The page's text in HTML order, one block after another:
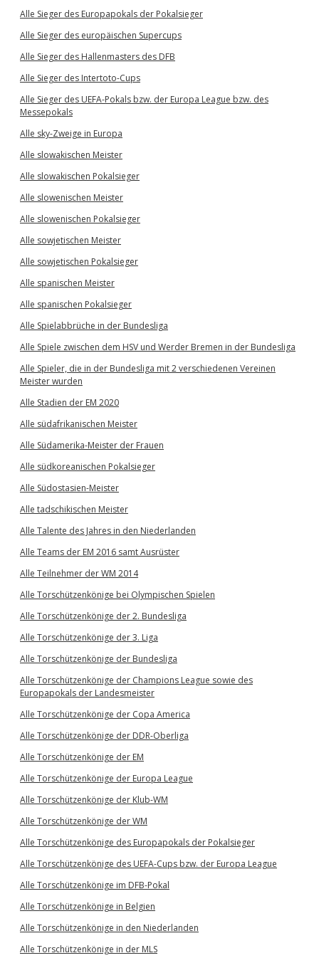
Alle Sieger des Europapokals der Pokalsieger
Alle Sieger des europäischen Supercups
Alle Sieger des Hallenmasters des DFB
Alle Sieger des Intertoto-Cups
Alle Sieger des UEFA-Pokals bzw. der Europa League bzw. des
Messepokals
Alle sky-Zweige in Europa
Alle slowakischen Meister
Alle slowakischen Pokalsieger
Alle slowenischen Meister
Alle slowenischen Pokalsieger
Alle sowjetischen Meister
Alle sowjetischen Pokalsieger
Alle spanischen Meister
Alle spanischen Pokalsieger
Alle Spielabbrüche in der Bundesliga
Alle Spiele zwischen dem HSV und Werder Bremen in der Bundesliga
Alle Spieler, die in der Bundesliga mit 2 verschiedenen Vereinen
Meister wurden
Alle Stadien der EM 2020
Alle südafrikanischen Meister
Alle Südamerika-Meister der Frauen
Alle südkoreanischen Pokalsieger
Alle Südostasien-Meister
Alle tadschikischen Meister
Alle Talente des Jahres in den Niederlanden
Alle Teams der EM 2016 samt Ausrüster
Alle Teilnehmer der WM 2014
Alle Torschützenkönige bei Olympischen Spielen
Alle Torschützenkönige der 2. Bundesliga
Alle Torschützenkönige der 3. Liga
Alle Torschützenkönige der Bundesliga
Alle Torschützenkönige der Champions League sowie des
Europapokals der Landesmeister
Alle Torschützenkönige der Copa America
Alle Torschützenkönige der DDR-Oberliga
Alle Torschützenkönige der EM
Alle Torschützenkönige der Europa League
Alle Torschützenkönige der Klub-WM
Alle Torschützenkönige der WM
Alle Torschützenkönige des Europapokals der Pokalsieger
Alle Torschützenkönige des UEFA-Cups bzw. der Europa League
Alle Torschützenkönige im DFB-Pokal
Alle Torschützenkönige in Belgien
Alle Torschützenkönige in den Niederlanden
Alle Torschützenkönige in der MLS